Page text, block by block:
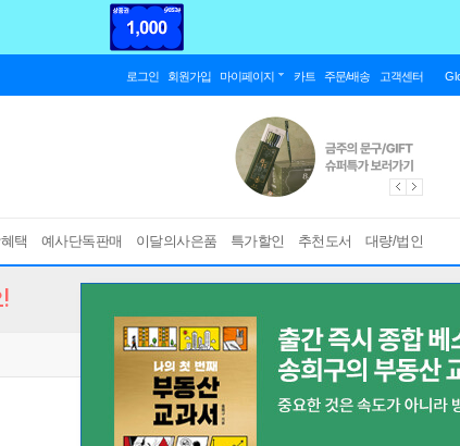
로그인 회원가입 마이페이지 카트 주문/배송 고객센터
택 예사단독판매 이달의사은품 특가할인 추천도서 대량/법인